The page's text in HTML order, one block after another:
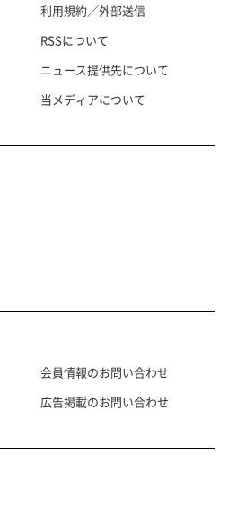
利用規約／外部送信
RSSについて
ニュース提供先について
当メディアについて
会員情報のお問い合わせ
広告掲載のお問い合わせ